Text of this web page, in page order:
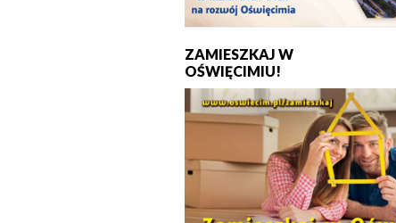
ZAMIESZKAJ W
OŚWIĘCIMIU!